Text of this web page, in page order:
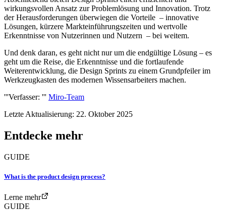
wirkungsvollen Ansatz zur Problemlösung und Innovation. Trotz
der Herausforderungen überwiegen die Vorteile – innovative
Lösungen, kürzere Markteinführungszeiten und wertvolle
Erkenntnisse von Nutzerinnen und Nutzern – bei weitem.
Und denk daran, es geht nicht nur um die endgültige Lösung – es
geht um die Reise, die Erkenntnisse und die fortlaufende
Weiterentwicklung, die Design Sprints zu einem Grundpfeiler im
Werkzeugkasten des modernen Wissensarbeiters machen.
'''Verfasser: ''' Miro-Team
Letzte Aktualisierung: 22. Oktober 2025
Entdecke mehr
GUIDE
What is the product design process?
Lerne mehr
GUIDE